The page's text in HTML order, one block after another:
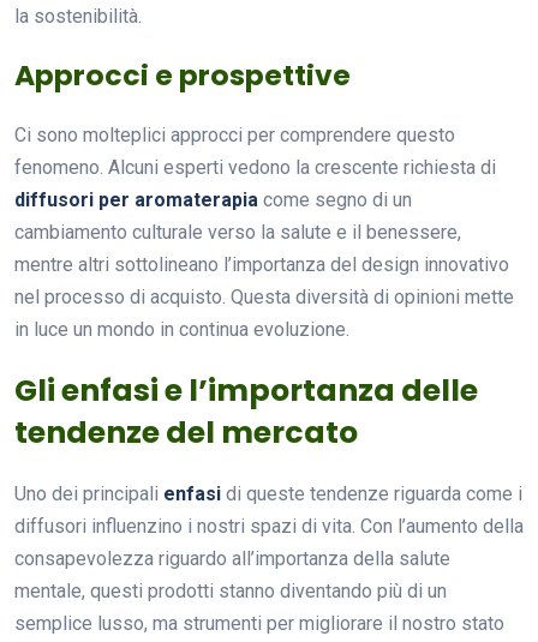
la sostenibilità.
Approcci e prospettive
Ci sono molteplici approcci per comprendere questo
fenomeno. Alcuni esperti vedono la crescente richiesta di
diffusori per aromaterapia come segno di un
cambiamento culturale verso la salute e il benessere,
mentre altri sottolineano l’importanza del design innovativo
nel processo di acquisto. Questa diversità di opinioni mette
in luce un mondo in continua evoluzione.
Gli enfasi e l’importanza delle
tendenze del mercato
Uno dei principali enfasi di queste tendenze riguarda come i
diffusori influenzino i nostri spazi di vita. Con l’aumento della
consapevolezza riguardo all’importanza della salute
mentale, questi prodotti stanno diventando più di un
semplice lusso, ma strumenti per migliorare il nostro stato